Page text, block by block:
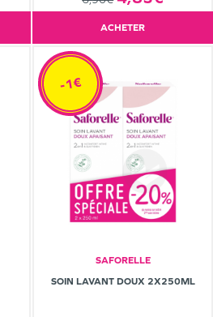
ACHETER
SAFORELLE
SOIN LAVANT DOUX 2X250ML
-1€